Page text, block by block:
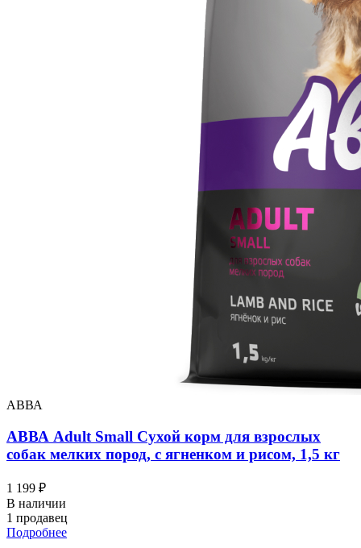
АВВА
АВВА Adult Small Сухой корм для взрослых
собак мелких пород, с ягненком и рисом, 1,5 кг
1 199 ₽
В наличии
1 продавец
Подробнее